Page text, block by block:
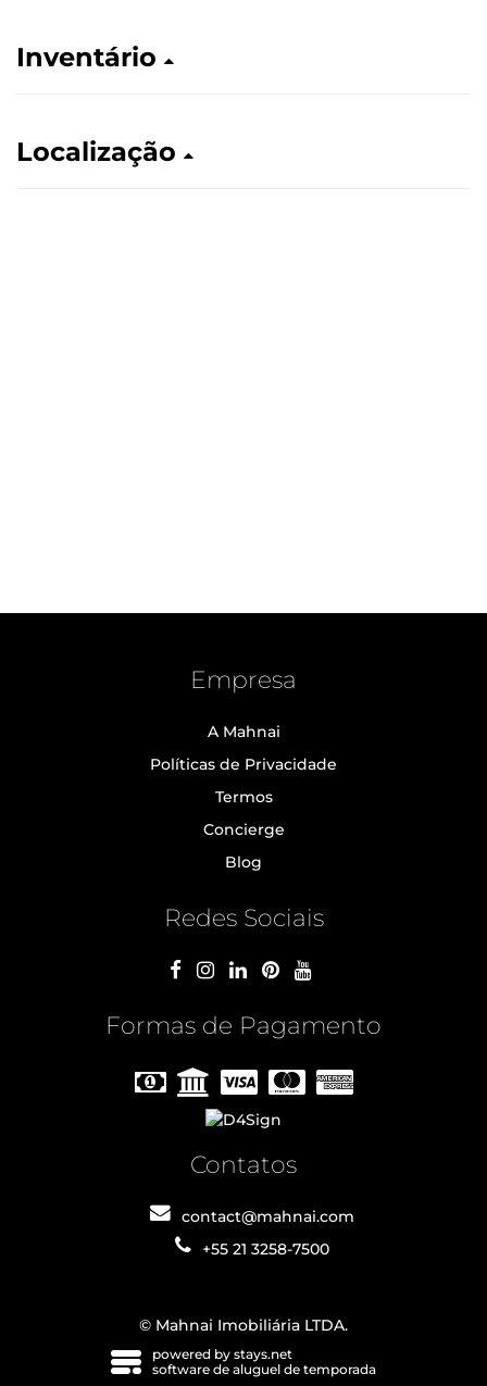
Inventário
Localização
Empresa
A Mahnai
Políticas de Privacidade
Termos
Concierge
Blog
Redes Sociais
Formas de Pagamento
Contatos
contact@mahnai.com
+55 21 3258-7500
© Mahnai Imobiliária LTDA.
powered by stays.net
software de aluguel de temporada